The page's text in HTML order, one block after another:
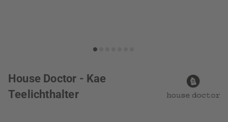
House Doctor - Kae
Teelichthalter